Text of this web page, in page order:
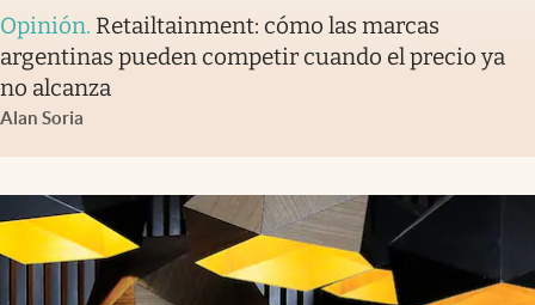
Opinión. Retailtainment: cómo las marcas
argentinas pueden competir cuando el precio ya
no alcanza
Alan Soria